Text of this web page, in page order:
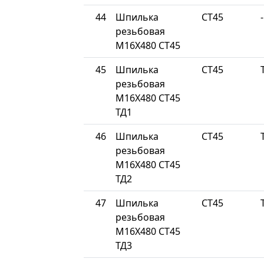
44
Шпилька
резьбовая
М16Х480 СТ45
СТ45 -
45
Шпилька
резьбовая
М16Х480 СТ45
ТД1
СТ45
46
Шпилька
резьбовая
М16Х480 СТ45
ТД2
СТ45
47
Шпилька
резьбовая
М16Х480 СТ45
ТД3
СТ45